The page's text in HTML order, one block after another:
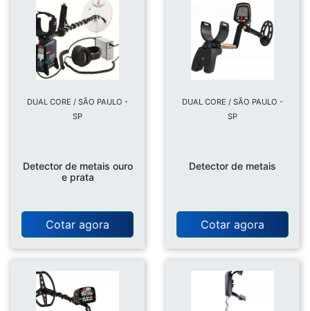
DUAL CORE / SÃO PAULO -
SP
Detector de metais ouro
e prata
Cotar agora
DUAL CORE / SÃO PAULO -
SP
Detector de metais
Cotar agora